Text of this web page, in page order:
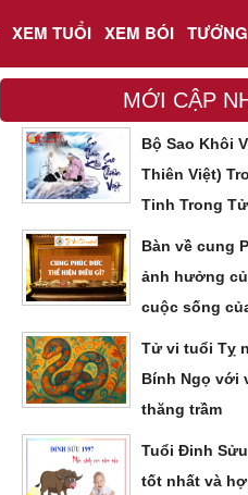
XEM TUỔI XEM BÓI
MỚI CẬP
Bộ Sao Khôi
Thiên Việt)
Tinh Trong
Bàn về cung
ảnh hưởng
cuộc sống
Tử vi tuổi Tỵ
Bính Ngọ với
thăng trầm
Tuổi Đinh
tốt nhất và